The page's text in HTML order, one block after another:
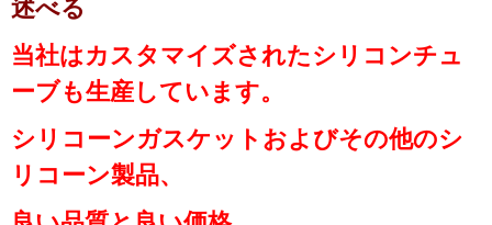
述べる
当社はカスタマイズされたシリコンチュ
ーブも生産しています。
シリコーンガスケットおよびその他のシ
リコーン製品、